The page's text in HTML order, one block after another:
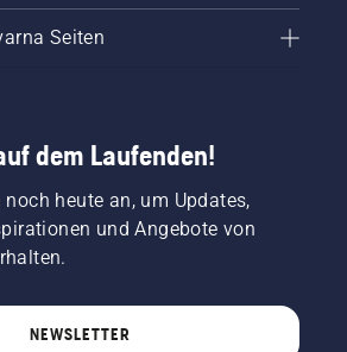
Seiten
dem Laufenden!
heute an, um Updates,
und Angebote von
NEWSLETTER